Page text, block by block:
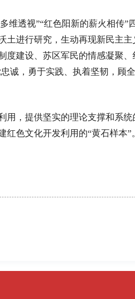
透视”“红色阳新的薪火相传”
进行研究，生动再现新民主主
度建设、苏区军民的情感凝聚
诚，勇于实践、执着坚韧，顾
，提供坚实的理论支撑和系统
色文化开发利用的“黄石样本”。